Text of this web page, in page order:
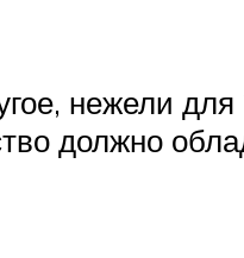
нежели для
должно